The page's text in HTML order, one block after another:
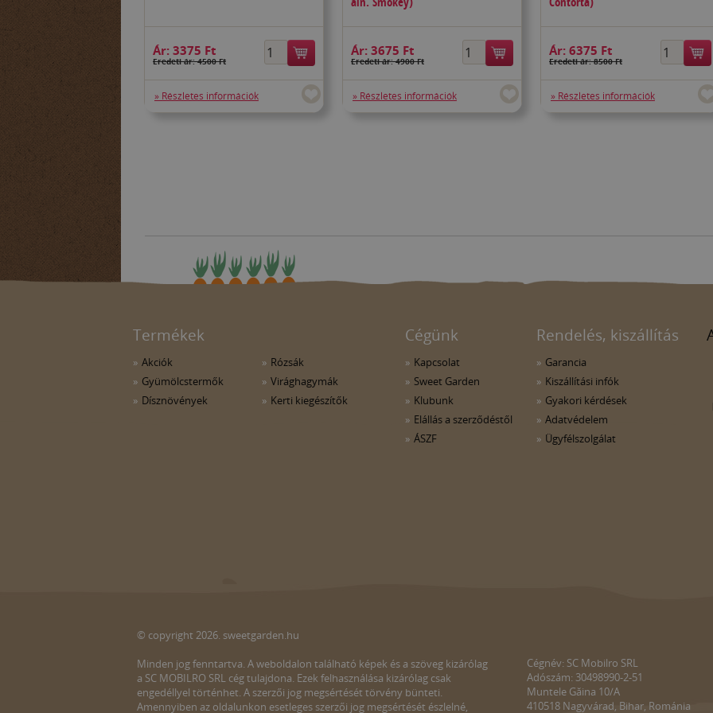
Ár: 3375 Ft
Eredeti ár: 4500 Ft
» Részletes információk
Ár: 3675 Ft
Eredeti ár: 4900 Ft
» Részletes információk
Ár: 6375 Ft
Eredeti ár: 8500 Ft
» Részletes információk
Termékek
Akciók
Gyümölcstermők
Dísznövények
Rózsák
Virághagymák
Kerti kiegészítők
Cégünk
Kapcsolat
Sweet Garden
Klubunk
Elállás a szerződéstől
ÁSZF
Rendelés, kiszállítás
Garancia
Kiszállítási infók
Gyakori kérdések
Adatvédelem
Ügyfélszolgálat
© copyright 2026. sweetgarden.hu
Minden jog fenntartva. A weboldalon található képek és a szöveg kizárólag
a SC MOBILRO SRL cég tulajdona. Ezek felhasználása kizárólag csak
engedéllyel történhet. A szerzői jog megsértését törvény bünteti.
Amennyiben az oldalunkon esetleges szerzői jog megsértését észlelné,
Cégnév: SC Mobilro SRL
Adószám: 30498990-2-51
Muntele Găina 10/A
410518 Nagyvárad, Bihar, Románia